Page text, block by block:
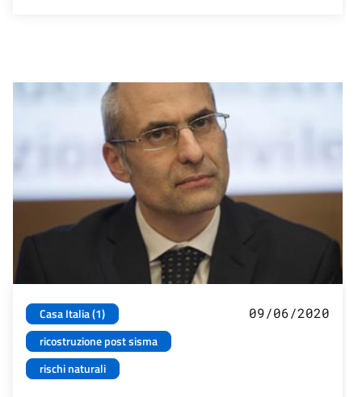
Casa Italia (1)
ricostruzione post sisma
rischi naturali
09/06/2020